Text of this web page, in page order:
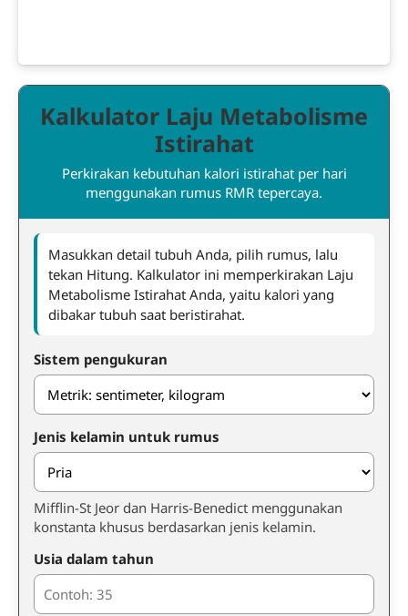
Kalkulator Laju Metabolisme
Istirahat
Perkirakan kebutuhan kalori istirahat per hari
menggunakan rumus RMR tepercaya.
Masukkan detail tubuh Anda, pilih rumus, lalu
tekan Hitung. Kalkulator ini memperkirakan Laju
Metabolisme Istirahat Anda, yaitu kalori yang
dibakar tubuh saat beristirahat.
Sistem pengukuran
Jenis kelamin untuk rumus
Mifflin-St Jeor dan Harris-Benedict menggunakan
konstanta khusus berdasarkan jenis kelamin.
Usia dalam tahun